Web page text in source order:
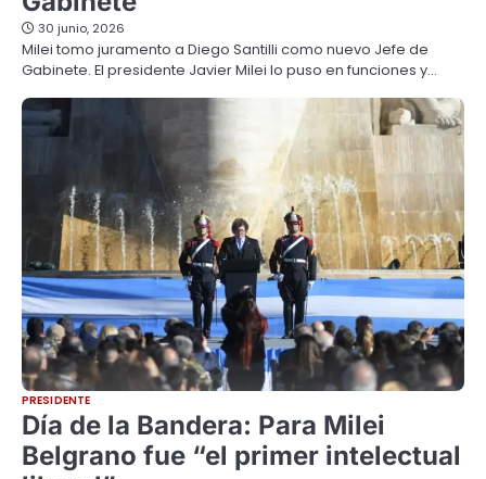
30 junio, 2026
Milei tomo juramento a Diego Santilli como nuevo Jefe de
Gabinete. El presidente Javier Milei lo puso en funciones y…
PRESIDENTE
Día de la Bandera: Para Milei
Belgrano fue “el primer intelectual